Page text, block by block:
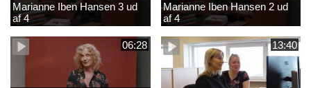
Marianne Iben Hansen 3 ud
af 4
Marianne Iben Hansen 2 ud
af 4
06:28 13:40